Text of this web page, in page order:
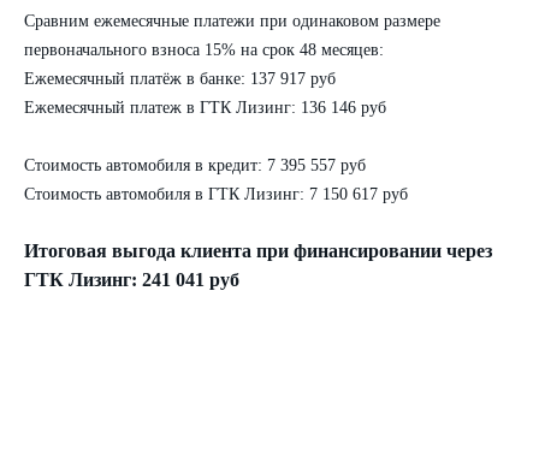
Сравним ежемесячные платежи при одинаковом размере
первоначального взноса 15% на срок 48 месяцев:
Ежемесячный платёж в банке: 137 917 руб
Ежемесячный платеж в ГТК Лизинг: 136 146 руб
Стоимость автомобиля в кредит: 7 395 557 руб
Стоимость автомобиля в ГТК Лизинг: 7 150 617 руб
Итоговая выгода клиента при финансировании через
ГТК Лизинг: 241 041 руб